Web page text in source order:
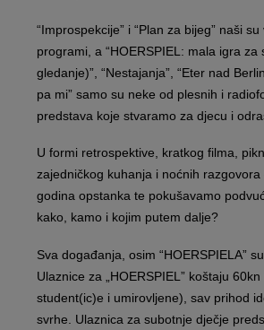
“Improspekcije” i “Plan za bijeg” naši
programi, a “HOERSPIEL: mala igra za
gledanje)”, “Nestajanja”, “Eter nad
pa mi” samo su neke od plesnih i
predstava koje stvaramo za djecu i
U formi retrospektive, kratkog filma,
zajedničkog kuhanja i noćnih razgovora
godina opstanka te pokušavamo
kako, kamo i kojim putem dalje?
Sva događanja, osim “HOERSPIELA”
Ulaznice za „HOERSPIEL” koštaju
student(ic)e i umirovljene), sav prihod
svrhe. Ulaznica za subotnje dječje